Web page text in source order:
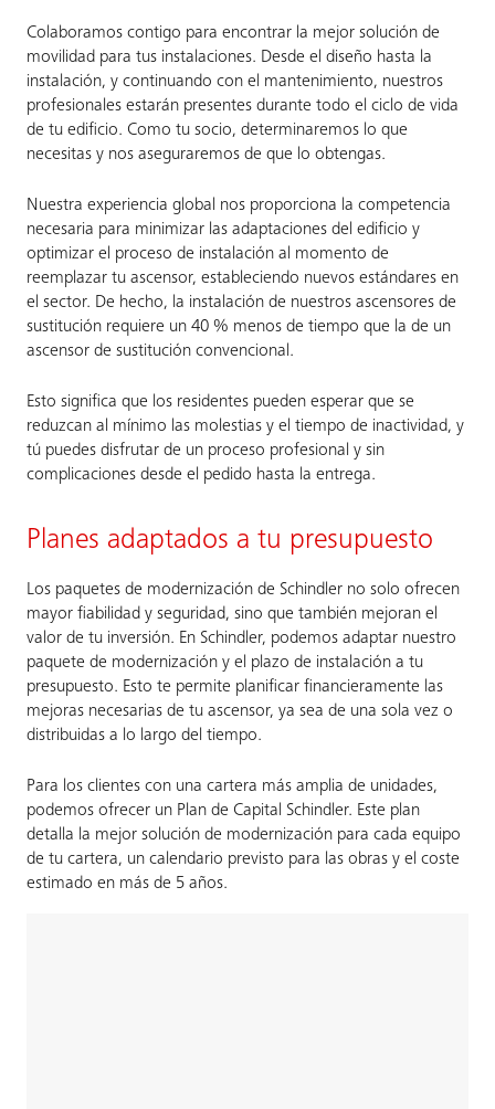
Colaboramos contigo para encontrar la mejor solución de
movilidad para tus instalaciones. Desde el diseño hasta la
instalación, y continuando con el mantenimiento, nuestros
profesionales estarán presentes durante todo el ciclo de vida
de tu edificio. Como tu socio, determinaremos lo que
necesitas y nos aseguraremos de que lo obtengas.
Nuestra experiencia global nos proporciona la competencia
necesaria para minimizar las adaptaciones del edificio y
optimizar el proceso de instalación al momento de
reemplazar tu ascensor, estableciendo nuevos estándares en
el sector. De hecho, la instalación de nuestros ascensores de
sustitución requiere un 40 % menos de tiempo que la de un
ascensor de sustitución convencional.
Esto significa que los residentes pueden esperar que se
reduzcan al mínimo las molestias y el tiempo de inactividad, y
tú puedes disfrutar de un proceso profesional y sin
complicaciones desde el pedido hasta la entrega.
Planes adaptados a tu presupuesto
Los paquetes de modernización de Schindler no solo ofrecen
mayor fiabilidad y seguridad, sino que también mejoran el
valor de tu inversión. En Schindler, podemos adaptar nuestro
paquete de modernización y el plazo de instalación a tu
presupuesto. Esto te permite planificar financieramente las
mejoras necesarias de tu ascensor, ya sea de una sola vez o
distribuidas a lo largo del tiempo.
Para los clientes con una cartera más amplia de unidades,
podemos ofrecer un Plan de Capital Schindler. Este plan
detalla la mejor solución de modernización para cada equipo
de tu cartera, un calendario previsto para las obras y el coste
estimado en más de 5 años.